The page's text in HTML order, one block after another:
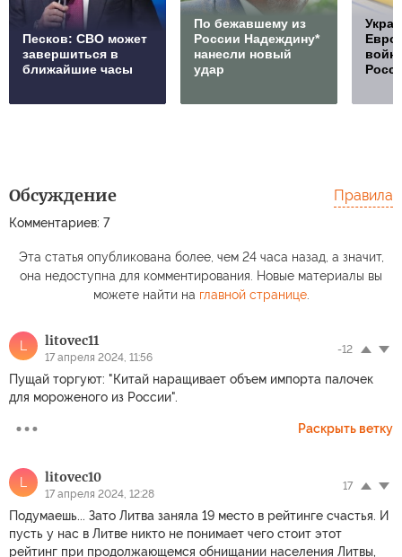
Песков: СВО может
завершиться в
ближайшие часы
По бежавшему из
России Надеждину*
нанесли новый
удар
Обсуждение
Комментариев: 7
Правила
Эта статья опубликована более, чем 24 часа назад, а значит,
она недоступна для комментирования. Новые материалы вы
можете найти на главной странице.
L litovec11
17 апреля 2024, 11:56
-12
Пущай торгуют: "Китай наращивает объем импорта палочек
для мороженого из России".
Раскрыть ветку
L litоvec10
17 апреля 2024, 12:28
17
Подумаешь... Зато Литва заняла 19 место в рейтинге счастья. И
пусть у нас в Литве никто не понимает чего стоит этот
рейтинг при продолжающемся обнищании населения Литвы,